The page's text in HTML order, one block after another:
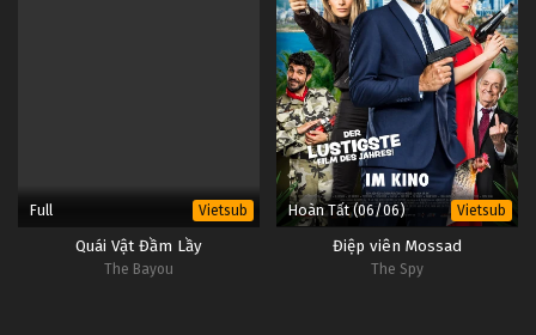
Full Vietsub
Quái Vật Đầm Lầy
The Bayou
Hoàn Tất (06/06) Vietsub
Điệp viên Mossad
The Spy